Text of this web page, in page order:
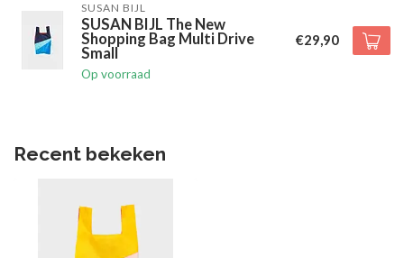
SUSAN BIJL
SUSAN BIJL The New
Shopping Bag Multi Drive
Small
Op voorraad
€29,90
Recent bekeken